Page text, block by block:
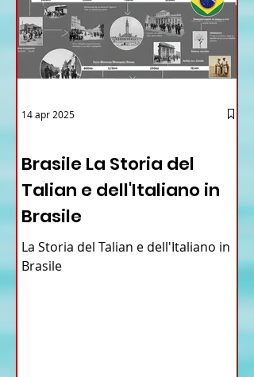
Brasile La Storia del
Talian e dell'Italiano in
Brasile
La Storia del Talian e dell'Italiano in
Brasile
14 apr 2025